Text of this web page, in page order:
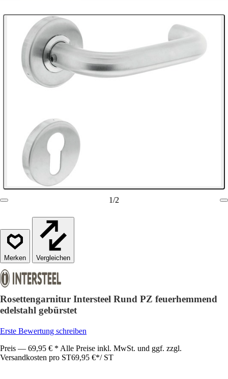
1/2
Vergleichen
Rosettengarnitur Intersteel Rund PZ feuerhemmend
edelstahl gebürstet
Erste Bewertung schreiben
Preis — 69,95 € * Alle Preise inkl. MwSt. und ggf. zzgl.
Versandkosten pro ST69,95 €*/ ST